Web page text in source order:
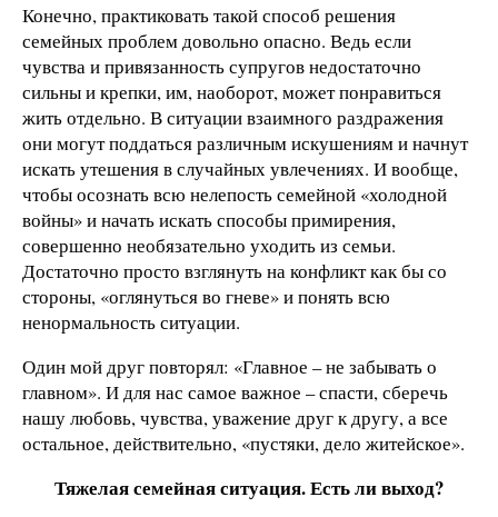
Конечно, практиковать такой способ решения
семейных проблем довольно опасно. Ведь если
чувства и привязанность супругов недостаточно
сильны и крепки, им, наоборот, может понравиться
жить отдельно. В ситуации взаимного раздражения
они могут поддаться различным искушениям и начнут
искать утешения в случайных увлечениях. И вообще,
чтобы осознать всю нелепость семейной «холодной
войны» и начать искать способы примирения,
совершенно необязательно уходить из семьи.
Достаточно просто взглянуть на конфликт как бы со
стороны, «оглянуться во гневе» и понять всю
ненормальность ситуации.
Один мой друг повторял: «Главное – не забывать о
главном». И для нас самое важное – спасти, сберечь
нашу любовь, чувства, уважение друг к другу, а все
остальное, действительно, «пустяки, дело житейское».
Тяжелая семейная ситуация. Есть ли выход?